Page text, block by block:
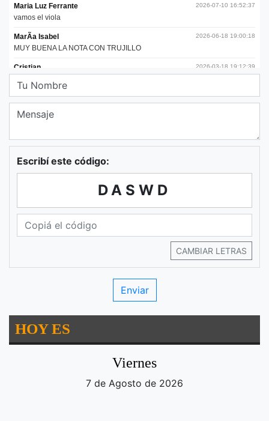
Escribí este código:
DASWD
CAMBIAR LETRAS
HOY ES
Viernes
7 de Agosto de 2026